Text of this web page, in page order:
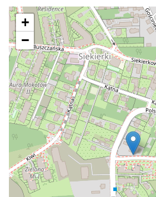
+
−